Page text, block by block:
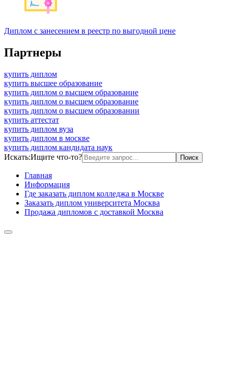
Диплом с занесением в реестр по выгодной цене
Партнеры
купить диплом
купить высшее образование
купить диплом о высшем образование
купить диплом о высшем образование
купить диплом о высшем образовании
купить аттестат
купить диплом вуза
купить диплом в москве
купить диплом кандидата наук
Искать:Ищите что-то?
Главная
Информация
Где заказать диплом колледжа в Москве
Заказать диплом университета Москва
Продажа дипломов с доставкой Москва